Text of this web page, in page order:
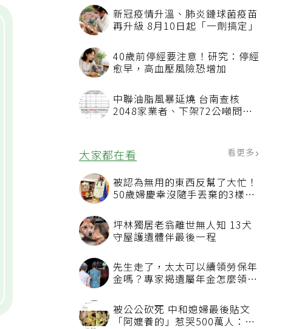
新冠疫情升溫、肺炎鏈球菌疫苗
再升級 8月10日起「一劑搞定」
40歲前停經要注意！研究：停經
愈早，高血壓風險恐增加
中聯油脂風暴延燒 台南查核
2048家業者、下架72公噸問題
大家都在看
被認為無用的東西反幫了大忙！
50歲婦慶幸沒隨手丟棄的3樣物
坪林獨居老翁離世無人知 13犬
守屋護遺體伴最後一程
先生走了，太太可以續領勞保年
看順位還要看資格
被公公砍死 中和媳婦最後貼文